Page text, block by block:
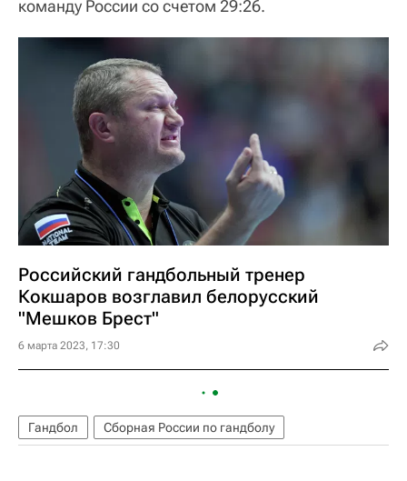
команду России со счетом 29:26.
Российский гандбольный тренер
Кокшаров возглавил белорусский
"Мешков Брест"
6 марта 2023, 17:30
Гандбол Сборная России по гандболу